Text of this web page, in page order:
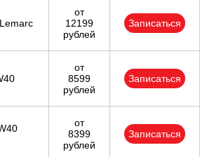
от
12199
рублей
Записаться
от
8599
рублей
Записаться
от
8399
рублей
Записаться